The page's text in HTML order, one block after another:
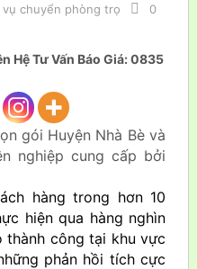
vụ chuyển phòng trọ
0
Hệ Tư Vấn Báo Giá: 0835
gói Huyện Nhà Bè và
nghiệp cung cấp bởi
hàng trong hơn 10
hiện qua hàng nghìn
thành công tại khu vực
phản hồi tích cực